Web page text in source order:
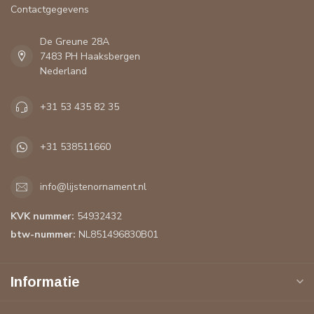
Contactgegevens
De Greune 28A
7483 PH Haaksbergen
Nederland
+31 53 435 82 35
+31 538511660
info@lijstenornament.nl
KVK nummer: 54932432
btw-nummer: NL851496830B01
Informatie